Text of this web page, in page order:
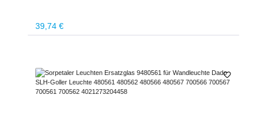
Regulärer Preis:
39,74 €